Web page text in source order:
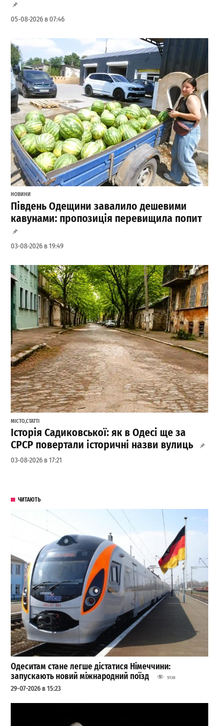
05-08-2026 в 07:46
НОВИНИ
Південь Одещини завалило дешевими
кавунами: пропозиція перевищила попит
03-08-2026 в 19:49
МІСТО,СТАТТІ
Історія Садиковської: як в Одесі ще за
СРСР повертали історичні назви вулиць
03-08-2026 в 17:21
ЧИТАЮТЬ
Одеситам стане легше дістатися Німеччини:
запускають новий міжнародний поїзд
5130
29-07-2026 в 15:23